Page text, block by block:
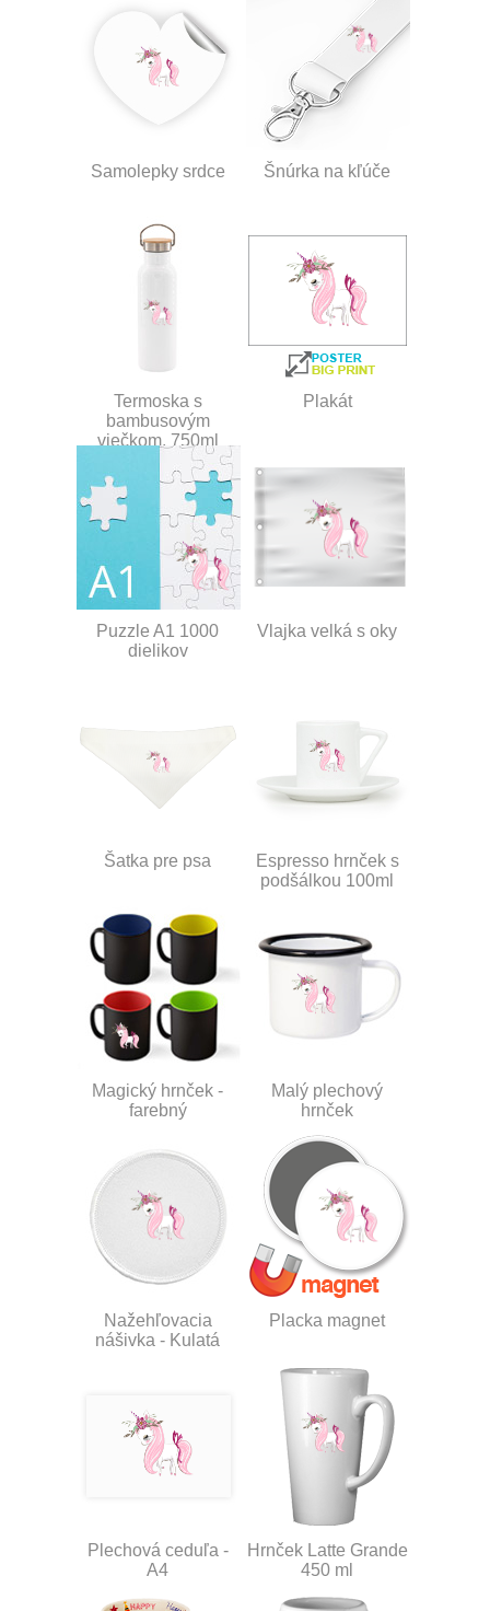
Samolepky srdce Šnúrka na kľúče
Termoska s
bambusovým
viečkom, 750ml
Plakát
Puzzle A1 1000
dielikov
Vlajka velká s oky
Šatka pre psa
Espresso hrnček s
podšálkou 100ml
Magický hrnček -
farebný
Malý plechový
hrnček
Nažehľovacia
nášivka - Kulatá
Placka magnet
Plechová ceduľa -
A4
Hrnček Latte Grande
450 ml